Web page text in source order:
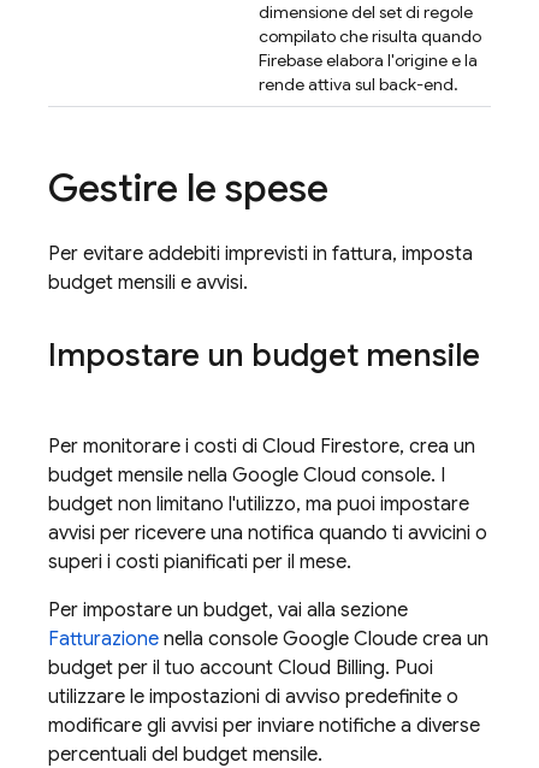
dimensione del set di regole
compilato che risulta quando
Firebase elabora l'origine e la
rende attiva sul back-end.
Gestire le spese
Per evitare addebiti imprevisti in fattura, imposta
budget mensili e avvisi.
Impostare un budget mensile
Per monitorare i costi di Cloud Firestore, crea un
budget mensile nella Google Cloud console. I
budget non limitano l'utilizzo, ma puoi impostare
avvisi per ricevere una notifica quando ti avvicini o
superi i costi pianificati per il mese.
Per impostare un budget, vai alla sezione
Fatturazione nella console Google Cloude crea un
budget per il tuo account Cloud Billing. Puoi
utilizzare le impostazioni di avviso predefinite o
modificare gli avvisi per inviare notifiche a diverse
percentuali del budget mensile.